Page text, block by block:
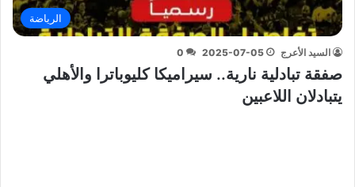
الرياضة
السيد الأعرج 2025-07-05
0
صفقة تبادلية نارية.. سيراميكا كليوباترا والأهلي
يتبادلان اللاعبين